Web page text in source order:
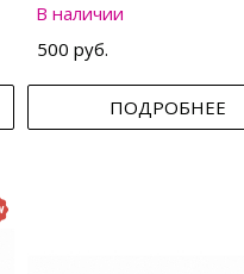
В наличии
500 руб.
ПОДРОБНЕЕ